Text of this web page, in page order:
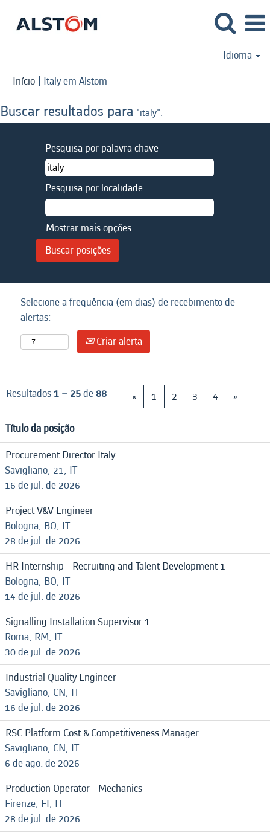
Idioma
Início | Italy em Alstom
Buscar resultados para "italy".
Pesquisa por palavra chave
Pesquisa por localidade
Mostrar mais opções
Selecione a frequência (em dias) de recebimento de
alertas:
Criar alerta
Resultados1 – 25de 88 « 1 2 3 4 »
Título da posição
Procurement Director Italy
Savigliano, 21, IT
16 de jul. de 2026
Project V&V Engineer
Bologna, BO, IT
28 de jul. de 2026
HR Internship - Recruiting and Talent Development 1
Bologna, BO, IT
14 de jul. de 2026
Signalling Installation Supervisor 1
Roma, RM, IT
30 de jul. de 2026
Industrial Quality Engineer
Savigliano, CN, IT
16 de jul. de 2026
RSC Platform Cost & Competitiveness Manager
Savigliano, CN, IT
6 de ago. de 2026
Production Operator - Mechanics
Firenze, FI, IT
28 de jul. de 2026